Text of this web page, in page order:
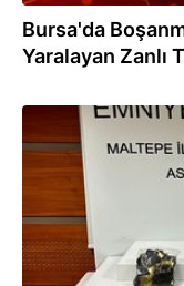
Bursa'da
Yaralayan Zanlı
15.06.2024